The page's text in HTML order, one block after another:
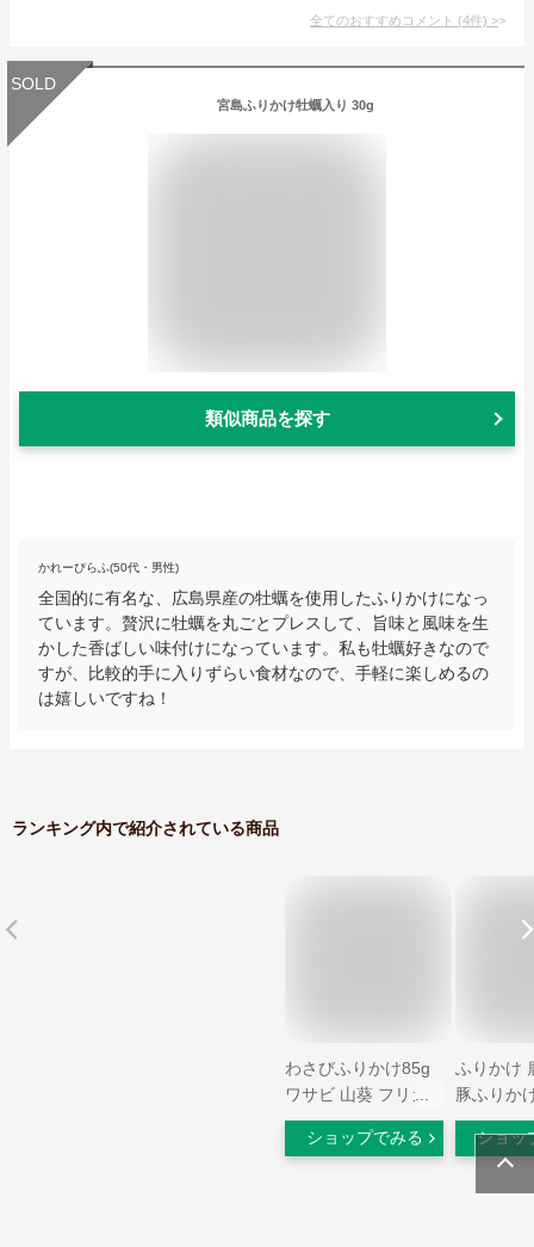
全てのおすすめコメント (4件) >
SOLD
宮島ふりかけ牡蠣入り 30g
類似商品を探す
かれーぴらふ(50代・男性)
全国的に有名な、広島県産の牡蠣を使用したふりかけになっ
ています。贅沢に牡蠣を丸ごとプレスして、旨味と風味を生
かした香ばしい味付けになっています。私も牡蠣好きなので
すが、比較的手に入りずらい食材なので、手軽に楽しめるの
は嬉しいですね！
ランキング内で紹介されている商品
わさびふりかけ85g
ワサビ 山葵 フリカ
ケ ボトル 辛味 北海
道 ご当地グルメ ツ
ショップでみる
ふりかけ
豚ふりか
かけグラ
金賞 旨
チャーシ
海水 32g
ショッ